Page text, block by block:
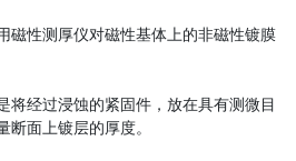
磁性测厚仪对磁性基体上的非磁性镀膜
将经过浸蚀的紧固件，放在具有测微目
面上镀层的厚度。